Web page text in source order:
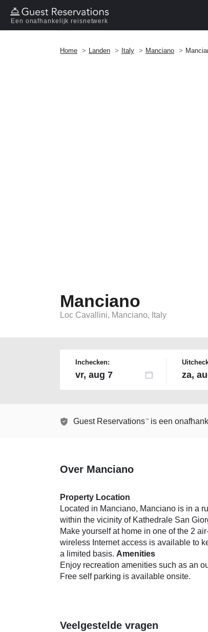
Een onafhankelijk reisnetwerk
Home Landen Italy Manciano
Manciano
Loc Cavallini, Manciano, Italy
Inchecken:
Guest Reservations TM is een
Over Manciano
Property Location
Located in Manciano, Manciano is in a
within the vicinity of Kathedrale San
Make yourself at home in one of the 2
wireless Internet access is available to
a limited basis. Amenities
Enjoy recreation amenities such as an
Free self parking is available onsite.
Veelgestelde vragen